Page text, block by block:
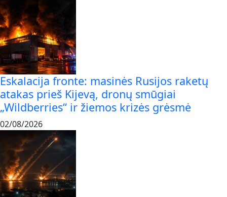
Eskalacija fronte: masinės Rusijos raketų
atakas prieš Kijevą, dronų smūgiai
„Wildberries“ ir žiemos krizės grėsmė
02/08/2026